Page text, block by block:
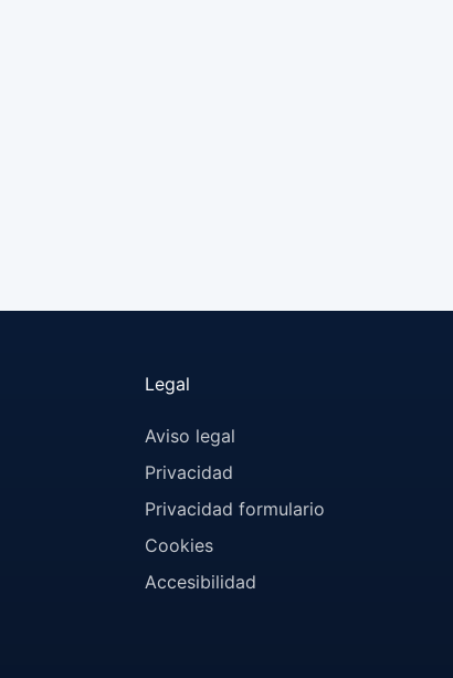
Legal
Aviso legal
Privacidad
Privacidad formulario
Cookies
Accesibilidad